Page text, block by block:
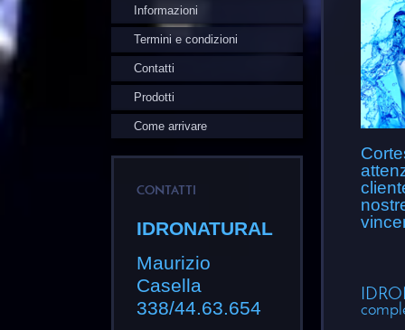
Informazioni
Termini e condizioni
Contatti
Prodotti
Come arrivare
CONTATTI
IDRONATURAL
Maurizio
Casella
338/44.63.654